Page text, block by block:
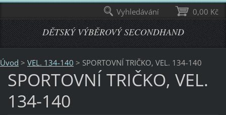
DĚTSKÝ VÝBĚROVÝ SECONDHAND
Úvod > VEL. 134-140 > SPORTOVNÍ TRIČKO, VEL. 134-140
SPORTOVNÍ TRIČKO, VEL.
134-140
0,00 Kč
Vyhledávání